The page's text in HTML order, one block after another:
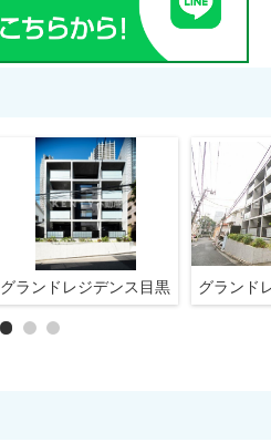
グランドレジデンス目黒 グランド